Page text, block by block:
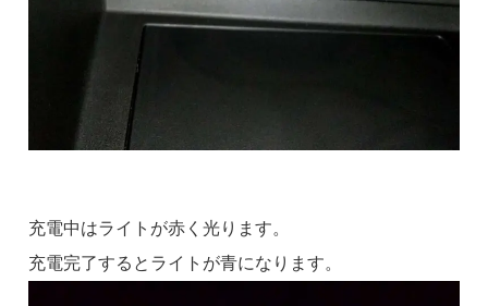
充電中はライトが赤く光ります。
充電完了するとライトが青になります。